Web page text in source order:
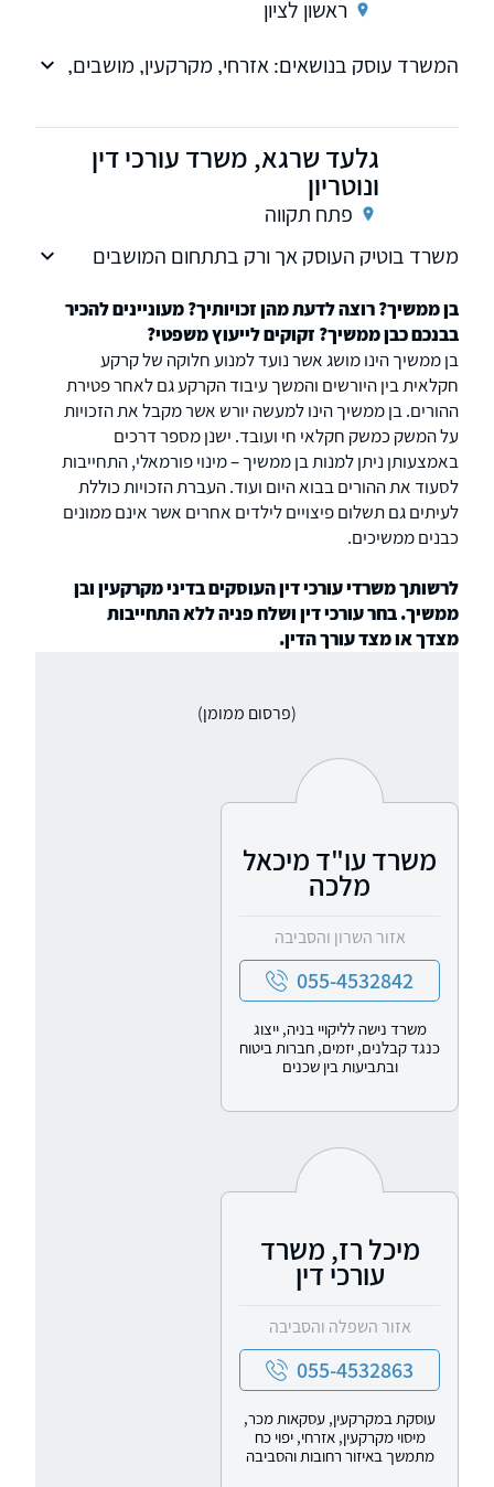
סוגיות משפטיות.ראשון לציון
המשרד עוסק בנושאים: אזרחי, מקרקעין, מושבים,
פגישת ייעוץ ראשונית חינם.
גלעד שרגא, משרד עורכי דין
ונוטריון
פתח תקווה
משרד בוטיק העוסק אך ורק בתתחום המושבים
צוואות והסכמי משפחה ויצוג בבתי המשפט בענייני
אגודות שיתופיות
בן ממשיך? רוצה לדעת מהן זכויותיך? מעוניינים להכיר
בבנכם כבן ממשיך? זקוקים לייעוץ משפטי?
בן ממשיך הינו מושג אשר נועד למנוע חלוקה של קרקע
חקלאית בין היורשים והמשך עיבוד הקרקע גם לאחר פטירת
ההורים. בן ממשיך הינו למעשה יורש אשר מקבל את הזכויות
על המשק כמשק חקלאי חי ועובד. ישנן מספר דרכים
באמצעותן ניתן למנות בן ממשיך – מינוי פורמאלי, התחייבות
לסעוד את ההורים בבוא היום ועוד. העברת הזכויות כוללת
לעיתים גם תשלום פיצויים לילדים אחרים אשר אינם ממונים
כבנים ממשיכים.
לרשותך משרדי עורכי דין העוסקים בדיני מקרקעין ובן
ממשיך. בחר עורכי דין ושלח פניה ללא התחייבות
מצדך או מצד עורך הדין.
(פרסום ממומן)
משרד עו"ד מיכאל
מלכה
אזור השרון והסביבה
055-4532842
משרד נישה לליקויי בניה, ייצוג
כנגד קבלנים, יזמים, חברות ביטוח
ובתביעות בין שכנים
מיכל רז, משרד
עורכי דין
אזור השפלה והסביבה
055-4532863
עוסקת במקרקעין, עסקאות מכר,
מיסוי מקרקעין, אזרחי, יפוי כח
מתמשך באיזור רחובות והסביבה